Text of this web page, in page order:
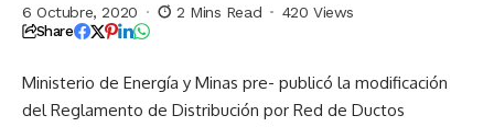
6 Octubre, 2020 2 Mins Read 420 Views
Share
Ministerio de Energía y Minas pre- publicó la modificación
del Reglamento de Distribución por Red de Ductos